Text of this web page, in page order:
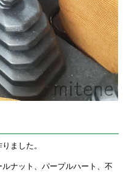
ました。
ルナット、パープルハート、不